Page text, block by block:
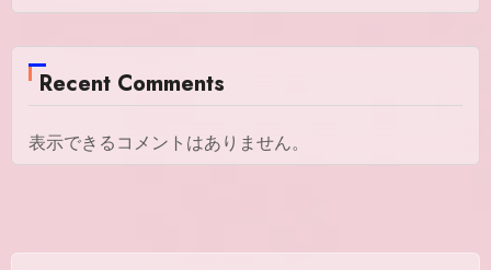
Recent Comments
表示できるコメントはありません。